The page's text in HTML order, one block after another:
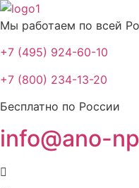
Мы работаем по всей
+7 (495) 924-60-10​
+7 (800) 234-13-20​
Бесплатно по России
info@ano-